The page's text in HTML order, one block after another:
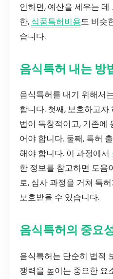
인하면, 예산을 세우는
한, 식품특허비용도 비슷
습니다.
음식특허 내는 방
음식특허를 내기 위해서
합니다. 첫째, 보호하고
법이 독창적이고, 기존에
어야 합니다. 둘째, 특허
해야 합니다. 이 과정에서
한 정보를 참고하면 도움
로, 심사 과정을 거쳐 특
보호받을 수 있습니다.
음식특허의 중요
음식특허는 단순히 법적
쟁력을 높이는 중요한 요